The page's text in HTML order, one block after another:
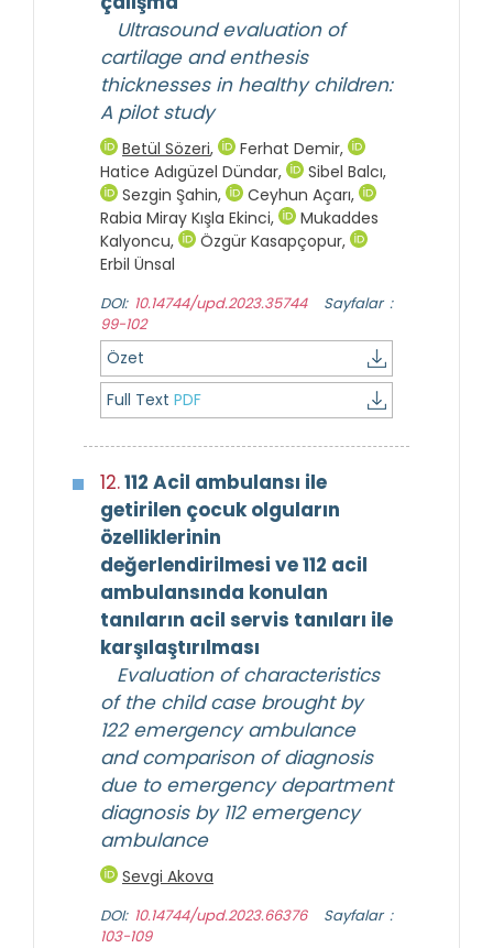
Ultrasound evaluation of
cartilage and enthesis
thicknesses in healthy children:
A pilot study
Betül Sözeri, Ferhat Demir,
Hatice Adıgüzel Dündar, Sibel Balcı,
Sezgin Şahin, Ceyhun Açarı,
Rabia Miray Kışla Ekinci,
Mukaddes
Kalyoncu, Özgür Kasapçopur,
Erbil Ünsal
DOI: 10.14744/upd.2023.35744
Sayfalar :
99-102
Özet
Full Text PDF
12.112 Acil ambulansı ile
getirilen çocuk olguların
özelliklerinin
değerlendirilmesi ve 112 acil
ambulansında konulan
tanıların acil servis tanıları ile
karşılaştırılması
Evaluation of characteristics
of the child case brought by
122 emergency ambulance
and comparison of diagnosis
due to emergency department
diagnosis by 112 emergency
ambulance
Sevgi Akova
DOI: 10.14744/upd.2023.66376
Sayfalar :
103-109